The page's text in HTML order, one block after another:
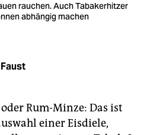
rauchen. Auch Tabakerhitzer
abhängig machen
Rum-Minze: Das ist
einer Eisdiele,